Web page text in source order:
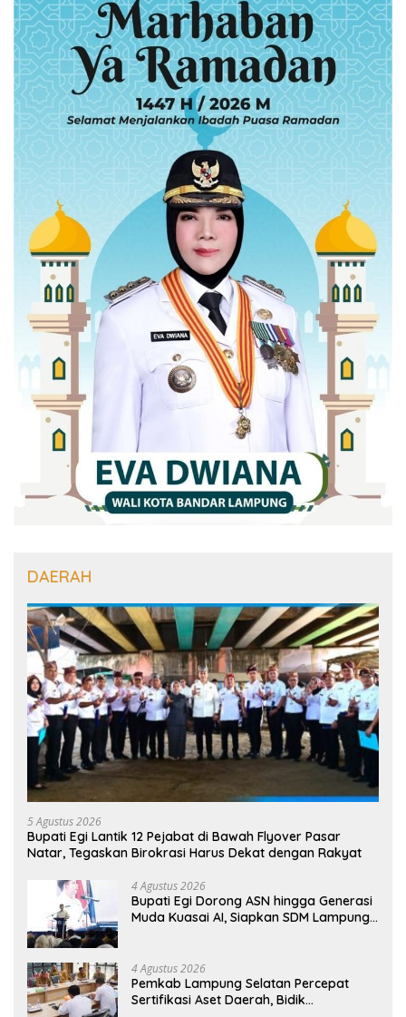
DAERAH
5 Agustus 2026
Bupati Egi Lantik 12 Pejabat di Bawah Flyover Pasar
Natar, Tegaskan Birokrasi Harus Dekat dengan Rakyat
4 Agustus 2026
Bupati Egi Dorong ASN hingga Generasi
Muda Kuasai AI, Siapkan SDM Lampung
4 Agustus 2026
Pemkab Lampung Selatan Percepat
Sertifikasi Aset Daerah, Bidik